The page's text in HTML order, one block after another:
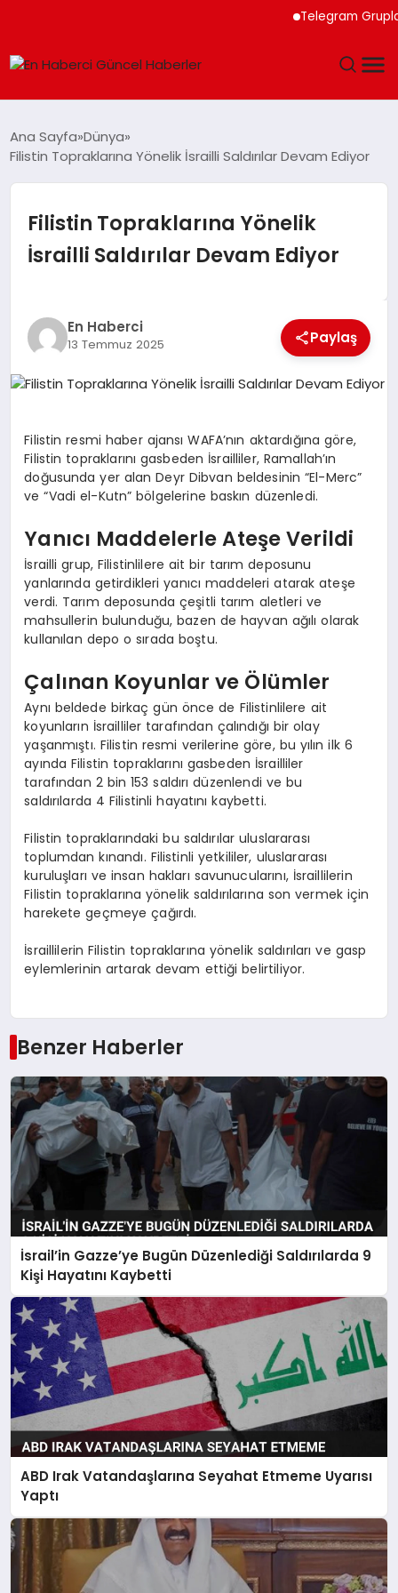
Telegram Grupları
SAĞLIK
TEKNOLOJI
DÜNYA
EĞITIM
SIYASET
Ana Sayfa Dünya
Filistin Topraklarına Yönelik İsrailli Saldırılar Devam Ediyor
Filistin Topraklarına Yönelik
İsrailli Saldırılar Devam Ediyor
En Haberci
13 Temmuz 2025 Paylaş
Filistin resmi haber ajansı WAFA’nın aktardığına göre,
Filistin topraklarını gasbeden İsrailliler, Ramallah’ın
doğusunda yer alan Deyr Dibvan beldesinin “El-Merc”
ve “Vadi el-Kutn” bölgelerine baskın düzenledi.
Yanıcı Maddelerle Ateşe Verildi
İsrailli grup, Filistinlilere ait bir tarım deposunu
yanlarında getirdikleri yanıcı maddeleri atarak ateşe
verdi. Tarım deposunda çeşitli tarım aletleri ve
mahsullerin bulunduğu, bazen de hayvan ağılı olarak
kullanılan depo o sırada boştu.
Çalınan Koyunlar ve Ölümler
Aynı beldede birkaç gün önce de Filistinlilere ait
koyunların İsrailliler tarafından çalındığı bir olay
yaşanmıştı. Filistin resmi verilerine göre, bu yılın ilk 6
ayında Filistin topraklarını gasbeden İsrailliler
tarafından 2 bin 153 saldırı düzenlendi ve bu
saldırılarda 4 Filistinli hayatını kaybetti.
Filistin topraklarındaki bu saldırılar uluslararası
toplumdan kınandı. Filistinli yetkililer, uluslararası
kuruluşları ve insan hakları savunucularını, İsraillilerin
Filistin topraklarına yönelik saldırılarına son vermek için
harekete geçmeye çağırdı.
İsraillilerin Filistin topraklarına yönelik saldırıları ve gasp
eylemlerinin artarak devam ettiği belirtiliyor.
Benzer Haberler
İsrail’in Gazze’ye Bugün Düzenlediği Saldırılarda 9
Kişi Hayatını Kaybetti
ABD Irak Vatandaşlarına Seyahat Etmeme Uyarısı
Yaptı